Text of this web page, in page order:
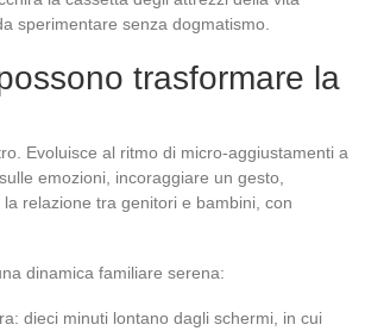
sperimentare senza dogmatismo.
trasformare la
Evoluisce al ritmo di micro-aggiustamenti a
emozioni, incoraggiare un gesto,
relazione tra genitori e bambini, con
dinamica familiare serena:
dieci minuti lontano dagli schermi, in cui